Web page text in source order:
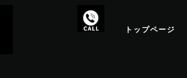
トップページ